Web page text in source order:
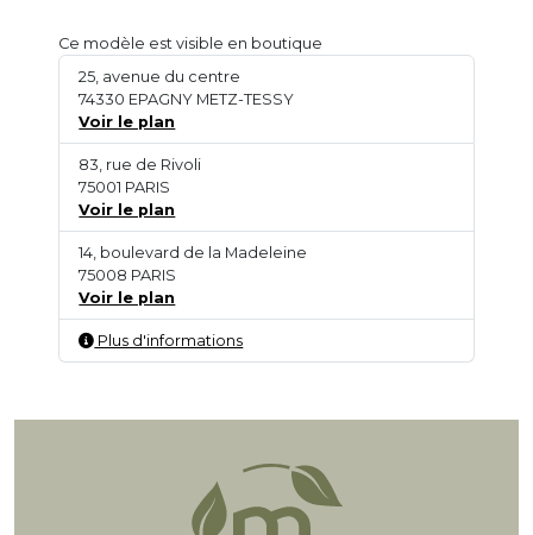
Ce modèle est visible en boutique
25, avenue du centre
74330 EPAGNY METZ-TESSY
Voir le plan
83, rue de Rivoli
75001 PARIS
Voir le plan
14, boulevard de la Madeleine
75008 PARIS
Voir le plan
Plus d'informations